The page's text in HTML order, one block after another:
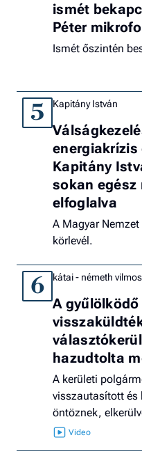
ismét
Péter
Ismét őszintén
5 Kapitány István
energiakrízis
Kapitány
sokan egész
elfoglalva
A Magyar
körlevél.
6 kátai - németh vilmos
A
hazudtolta
A kerületi
visszautasított és
öntöznek,